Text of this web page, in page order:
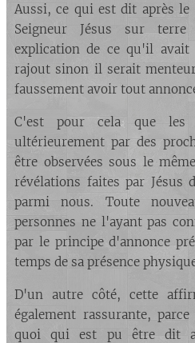
Aussi, ce qui est dit après le
Seigneur Jésus sur
explication de ce qu'il
rajout sinon il serait
faussement avoir tout
C'est pour cela que les
ultérieurement par des
être observées sous le
révélations faites par Jésus
parmi nous. Toute
personnes ne l'ayant pas
par le principe d'annonce
temps de sa présence
D'un autre côté, cette
également rassurante,
quoi qui est pu être dit